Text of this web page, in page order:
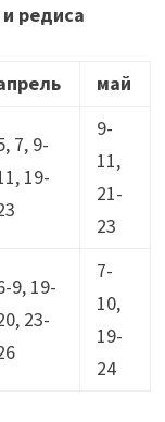
редиса
май
7, 9-
19-
9-
11,
21-
23
9, 19-
23-
7-
10,
19-
24